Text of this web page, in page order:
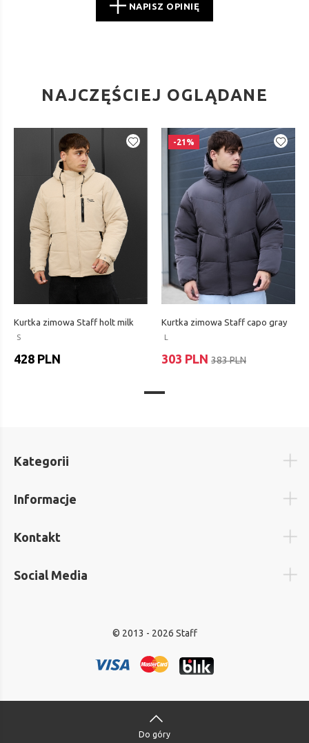
NAPISZ OPINIĘ
NAJCZĘŚCIEJ OGLĄDANE
Kurtka zimowa Staff holt milk
S
428 PLN
-21%
Kurtka zimowa Staff capo gray
303 PLN 383 PLN
Kategorii
Informacje
Kontakt
Social Media
© 2013 - 2026 Staff
Do góry